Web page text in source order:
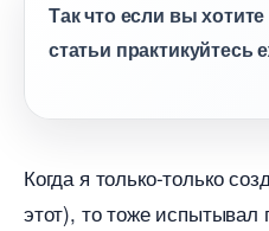
Так что если вы
статьи практикуйтесь
Когда я только-только
этот), то тоже